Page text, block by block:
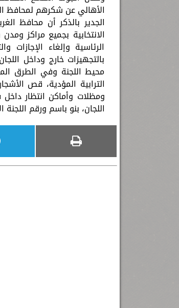
الأهالي عن شكرهم لمحافظ
الجدير بالذكر أن محافظ
الانتخابية بجميع مراكز
الرئاسية وإلغاء الإجازات
بالتجهيزات خارج وداخل
محيط اللجنة وفي الطرق
الترابية المؤدية، قص
ومظلات وأماكن انتظار
اللجان، بنو باسم ورقم اللجنة